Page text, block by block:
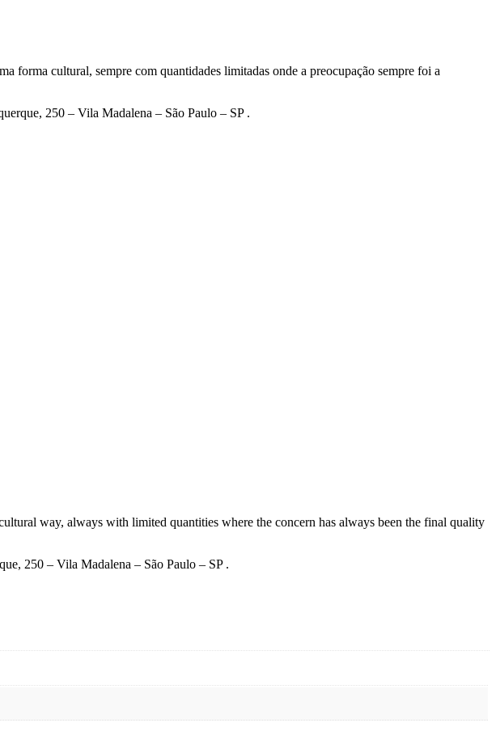
forma cultural, sempre com quantidades limitadas onde a preocupação sempre foi a
250 – Vila Madalena – São Paulo – SP .
way, always with limited quantities where the concern has always been the final quality
250 – Vila Madalena – São Paulo – SP .